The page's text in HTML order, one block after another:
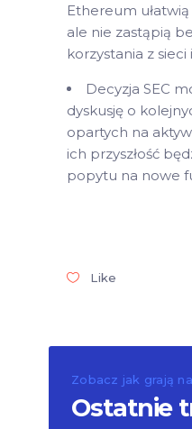
Ethereum
ale nie zastąpią
korzystania z sieci
Decyzja SEC
dyskusję o
opartych na
ich przyszłość
popytu na nowe
Like
Zobacz jak grają
Ostatnie